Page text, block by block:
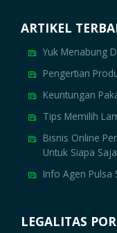
ARTIKEL
Yuk Menabung
Pengertian
Keuntungan
Tips Memilih
Bisnis Online
Untuk Siapa Saja
Info Agen Pulsa
LEGALITAS